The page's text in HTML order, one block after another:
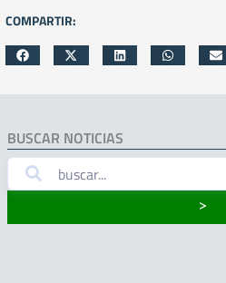
COMPARTIR:
BUSCAR NOTICIAS
˃